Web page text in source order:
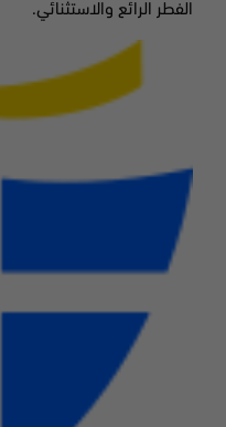
الفطر الرائع والاستثنائي.